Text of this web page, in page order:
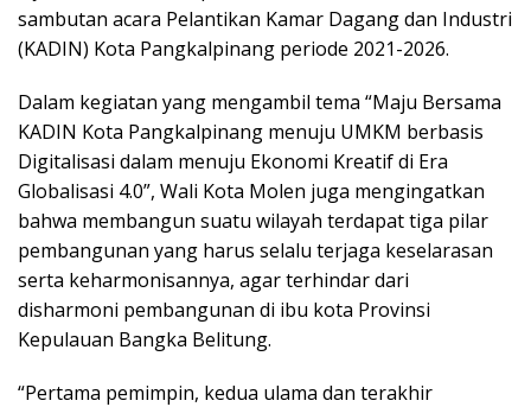
sambutan acara Pelantikan Kamar Dagang dan Industri
(KADIN) Kota Pangkalpinang periode 2021-2026.
Dalam kegiatan yang mengambil tema “Maju Bersama
KADIN Kota Pangkalpinang menuju UMKM berbasis
Digitalisasi dalam menuju Ekonomi Kreatif di Era
Globalisasi 4.0”, Wali Kota Molen juga mengingatkan
bahwa membangun suatu wilayah terdapat tiga pilar
pembangunan yang harus selalu terjaga keselarasan
serta keharmonisannya, agar terhindar dari
disharmoni pembangunan di ibu kota Provinsi
Kepulauan Bangka Belitung.
“Pertama pemimpin, kedua ulama dan terakhir